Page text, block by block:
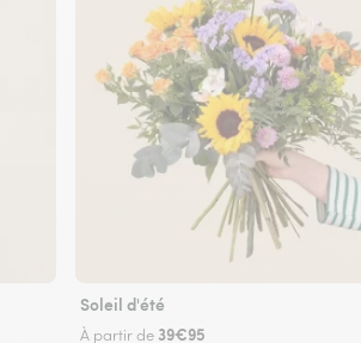
Soleil d'été
À partir de 39€95